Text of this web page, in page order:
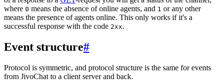
where 0 means the absence of online agents, and 1 or any other
means the presence of agents online. This only works if it's a
successful response with the code 2xx.
Event structure#
Protocol is symmetric, and protocol structure is the same for events
from JivoChat to a client server and back.